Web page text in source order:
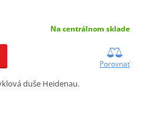
Na centrálnom sklade
Porovnať
duše Heidenau.